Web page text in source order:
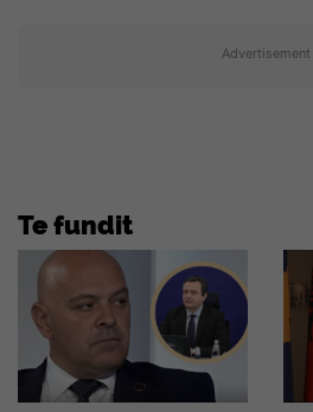
Advertisement
Te fundit